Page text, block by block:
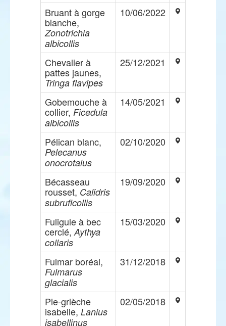
Bruant à gorge
blanche,
Zonotrichia
albicollis
10/06/2022
Chevalier à
pattes jaunes,
Tringa flavipes
25/12/2021
Gobemouche à
collier, Ficedula
albicollis
14/05/2021
Pélican blanc,
Pelecanus
onocrotalus
02/10/2020
Bécasseau
rousset, Calidris
subruficollis
19/09/2020
Fuligule à bec
cerclé, Aythya
collaris
15/03/2020
Fulmar boréal,
Fulmarus
glacialis
31/12/2018
Pie-grièche
isabelle, Lanius
isabellinus
02/05/2018